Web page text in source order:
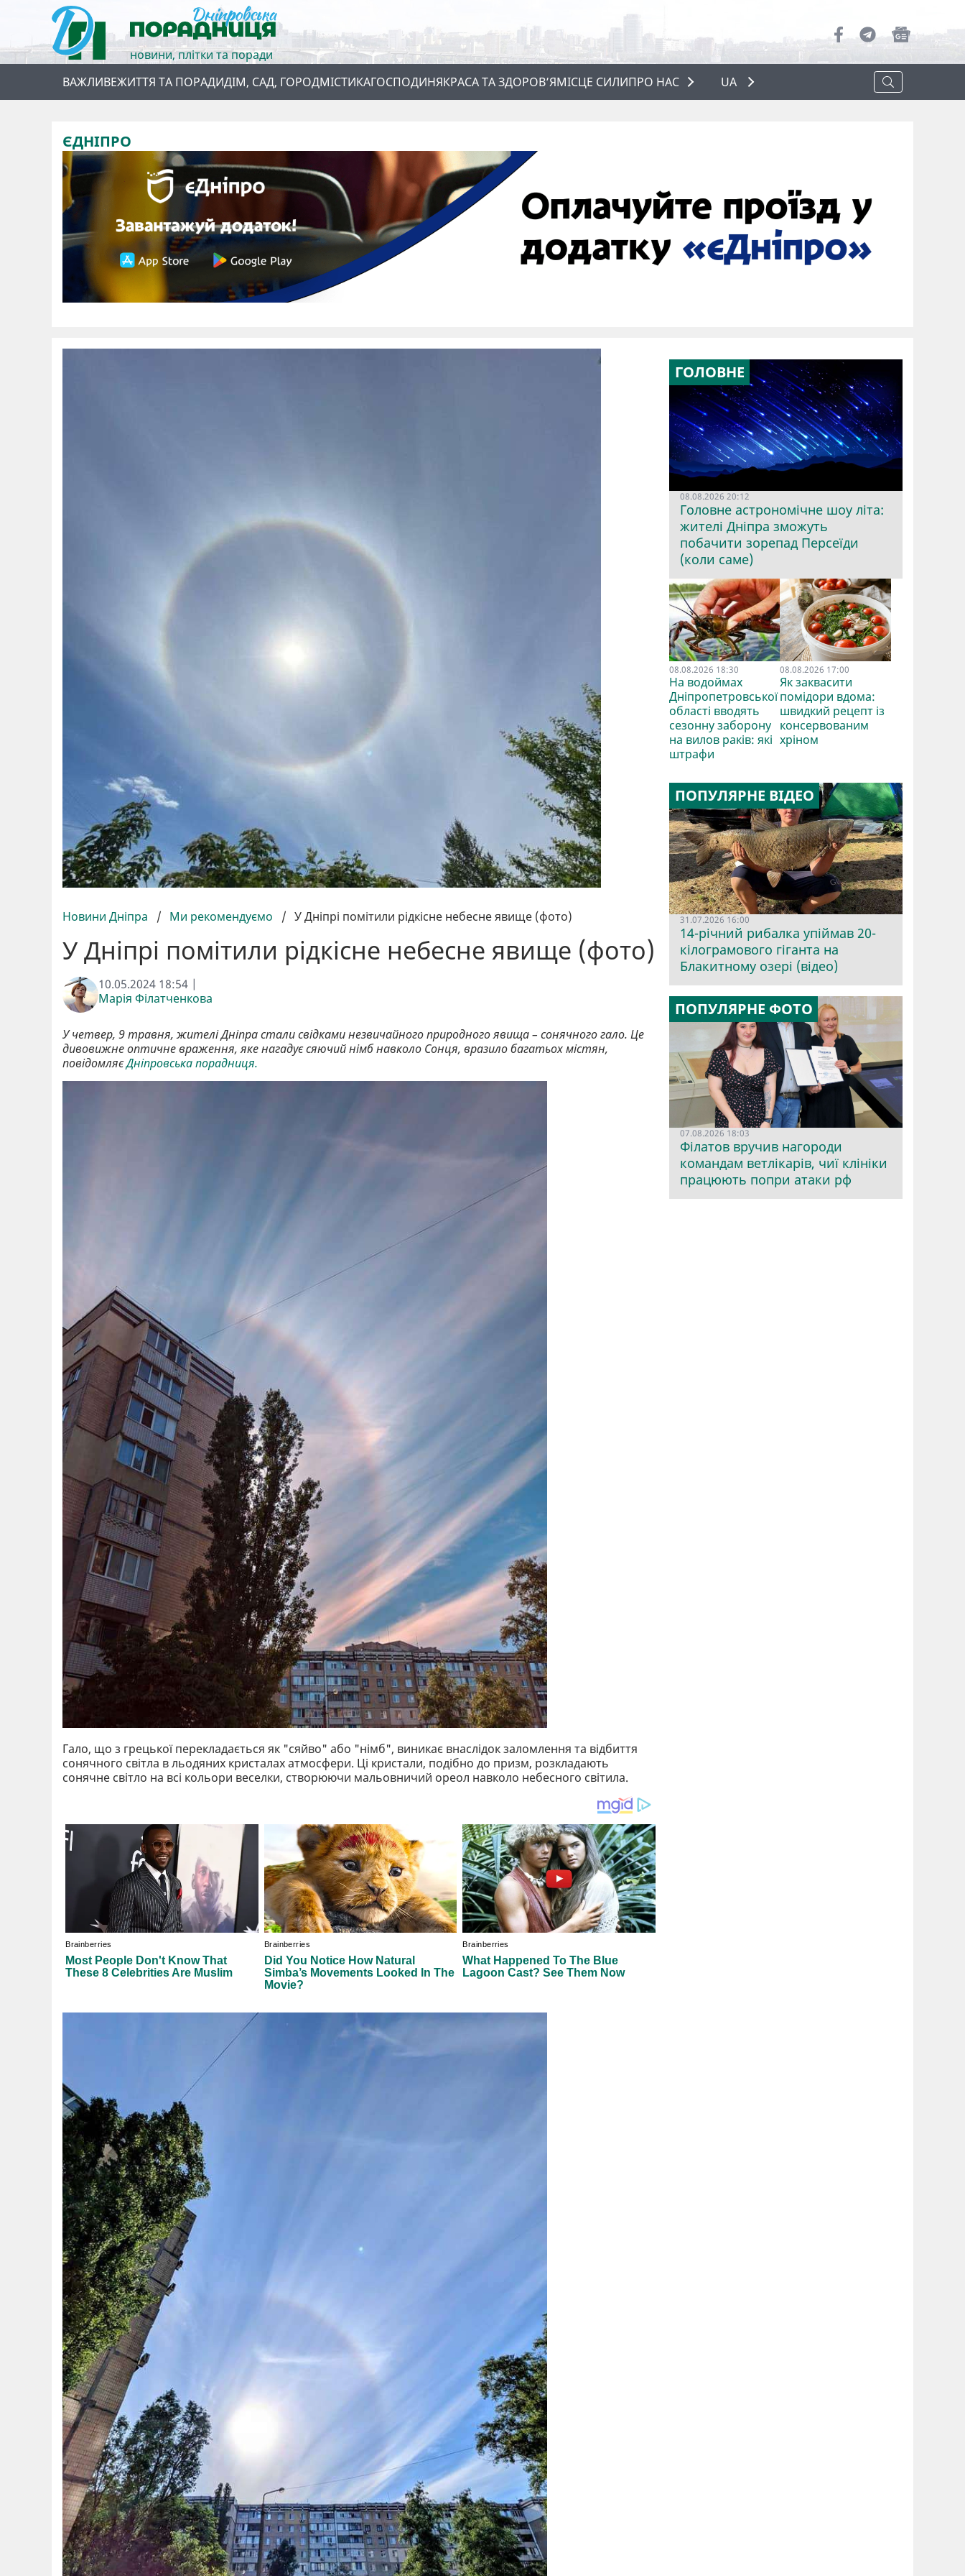
новини, плітки та поради
ВАЖЛИВЕЖИТТЯ ТА ПОРАДИДІМ, САД, ГОРОДМІСТИКАГОСПОДИНЯКРАСА ТА ЗДОРОВ’ЯМІСЦЕ СИЛИПРО НАС
ПРО НАС
UA
ЄДНІПРО
Новини Дніпра / Ми рекомендуємо / У Дніпрі помітили рідкісне небесне явище (фото)
У Дніпрі помітили рідкісне небесне явище (фото)
10.05.2024 18:54 |
Марія Філатченкова
У четвер, 9 травня, жителі Дніпра стали свідками незвичайного природного явища – сонячного гало. Це
дивовижне оптичне враження, яке нагадує сяючий німб навколо Сонця, вразило багатьох містян,
повідомляєДніпровська порадниця.
Гало, що з грецької перекладається як "сяйво" або "німб", виникає внаслідок заломлення та відбиття
сонячного світла в льодяних кристалах атмосфери. Ці кристали, подібно до призм, розкладають
сонячне світло на всі кольори веселки, створюючи мальовничий ореол навколо небесного світила.
ГОЛОВНЕ
08.08.2026 20:12
Головне астрономічне шоу літа:
жителі Дніпра зможуть
побачити зорепад Персеїди
(коли саме)
08.08.2026 18:30
На водоймах
Дніпропетровської
області вводять
сезонну заборону
на вилов раків: які
штрафи
08.08.2026 17:00
Як заквасити
помідори вдома:
швидкий рецепт із
консервованим
хріном
ПОПУЛЯРНЕ ВІДЕО
31.07.2026 16:00
14-річний рибалка упіймав 20-
кілограмового гіганта на
Блакитному озері (відео)
ПОПУЛЯРНЕ ФОТО
07.08.2026 18:03
Філатов вручив нагороди
командам ветлікарів, чиї клініки
працюють попри атаки рф